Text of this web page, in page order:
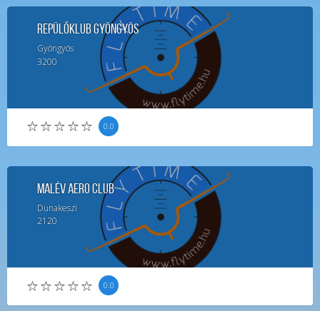
Repülőklub Gyöngyös
Gyöngyös
3200
0.0
Malév Aero Club
Dunakeszi
2120
0.0